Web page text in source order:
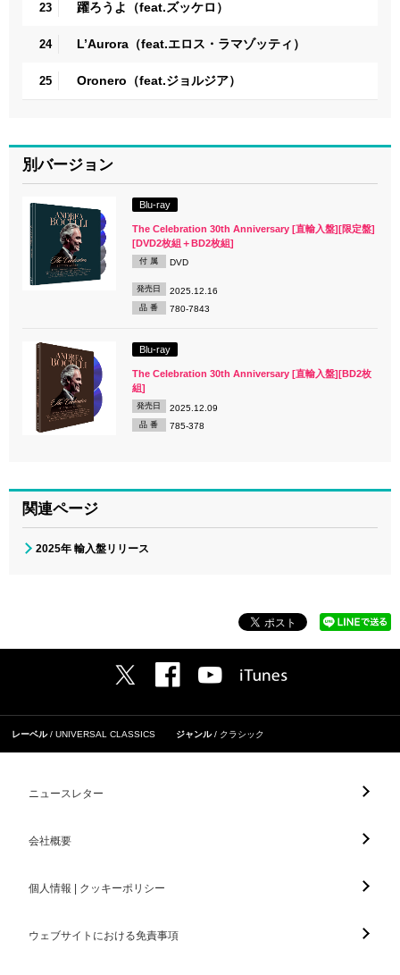
23 躍ろうよ（feat.ズッケロ）
24 L’Aurora（feat.エロス・ラマゾッティ）
25 Oronero（feat.ジョルジア）
別バージョン
Blu-ray
The Celebration 30th Anniversary [直輸入盤][限定盤]
[DVD2枚組＋BD2枚組]
付 属 DVD
発売日 2025.12.16
品 番 780-7843
Blu-ray
The Celebration 30th Anniversary [直輸入盤][BD2枚
組]
発売日 2025.12.09
品 番 785-378
関連ページ
2025年 輸入盤リリース
レーベル UNIVERSAL CLASSICS ジャンル クラシック
ニュースレター
会社概要
個人情報 | クッキーポリシー
ウェブサイトにおける免責事項